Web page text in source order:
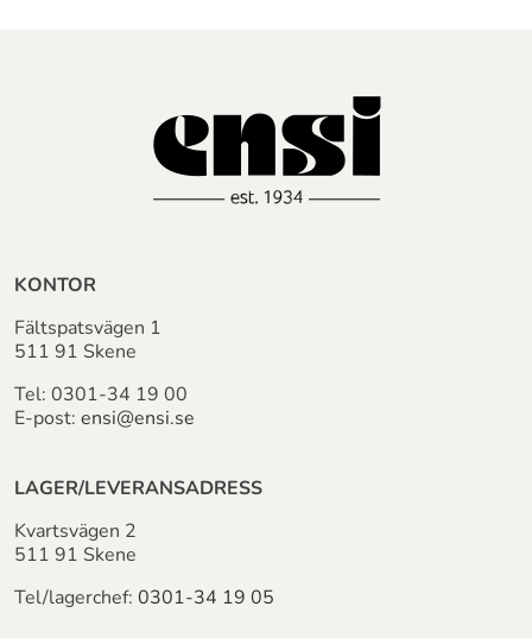
KONTOR
Fältspatsvägen 1
511 91 Skene
Tel: 0301-34 19 00
E-post: ensi@ensi.se
LAGER/LEVERANSADRESS
Kvartsvägen 2
511 91 Skene
Tel/lagerchef: 0301-34 19 05